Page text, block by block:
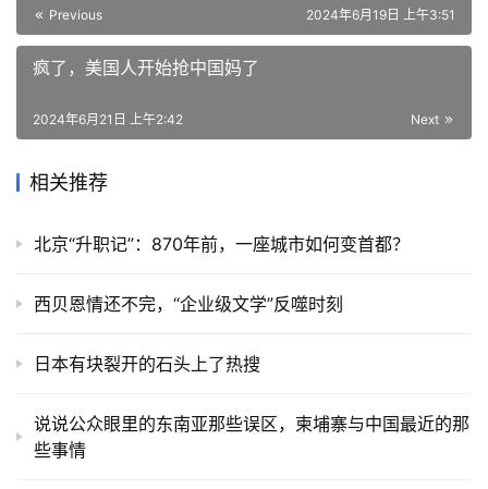
Previous 2024年6月19日 上午3:51
疯了，美国人开始抢中国妈了
Next
2024年6月21日 上午2:42
相关推荐
北京“升职记”：870年前，一座城市如何变首都？
西贝恩情还不完，“企业级文学”反噬时刻
日本有块裂开的石头上了热搜
说说公众眼里的东南亚那些误区，柬埔寨与中国最近的那
些事情